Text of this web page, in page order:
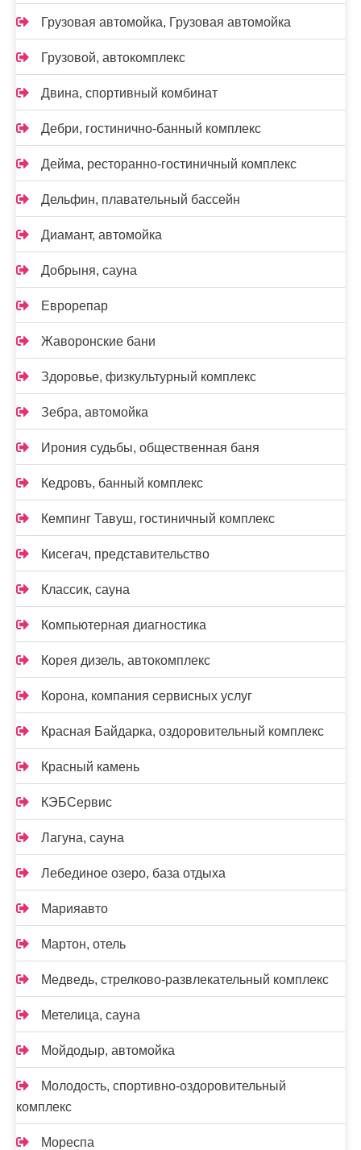
Грузовая автомойка, Грузовая автомойка
Грузовой, автокомплекс
Двина, спортивный комбинат
Дебри, гостинично-банный комплекс
Дейма, ресторанно-гостиничный комплекс
Дельфин, плавательный бассейн
Диамант, автомойка
Добрыня, сауна
Еврорепар
Жаворонские бани
Здоровье, физкультурный комплекс
Зебра, автомойка
Ирония судьбы, общественная баня
Кедровъ, банный комплекс
Кемпинг Тавуш, гостиничный комплекс
Кисегач, представительство
Классик, сауна
Компьютерная диагностика
Корея дизель, автокомплекс
Корона, компания сервисных услуг
Красная Байдарка, оздоровительный комплекс
Красный камень
КЭБСервис
Лагуна, сауна
Лебединое озеро, база отдыха
Марияавто
Мартон, отель
Медведь, стрелково-развлекательный комплекс
Метелица, сауна
Мойдодыр, автомойка
Молодость, спортивно-оздоровительный
комплекс
Мореспа